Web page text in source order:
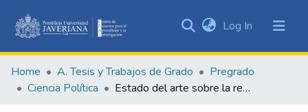
&
Collections
Log In (current)
Home A. Tesis y Trabajos de Grado
Pregrado
Ciencia Política
Estado del arte sobre la reconciliación en el posconflicto como proceso de reconstrucción del tejido social en Colombia